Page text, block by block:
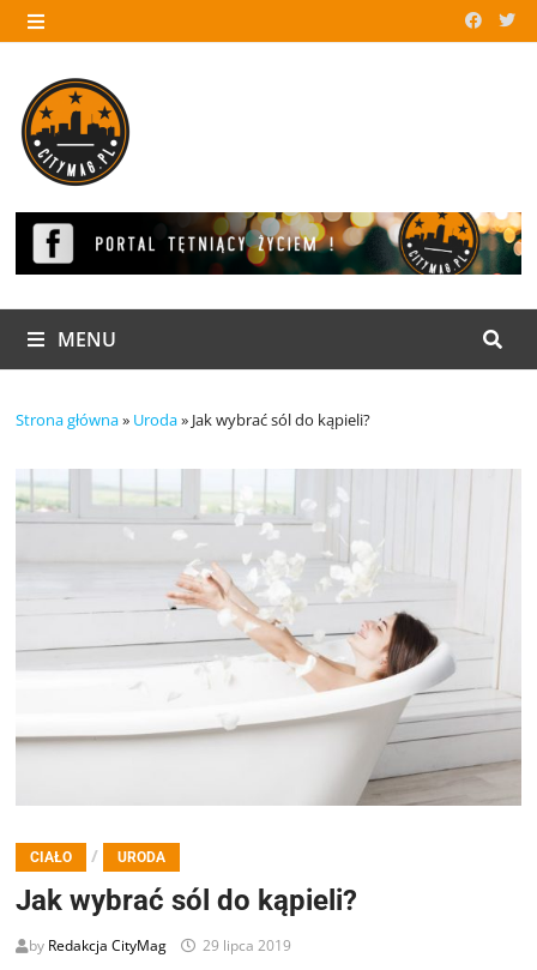
Skip
to
MENU
MENU
Strona główna» Uroda» Jak wybrać sól do kąpieli?
CIAŁO / URODA
Jak wybrać sól do kąpieli?
by Redakcja CityMag 29 lipca 2019